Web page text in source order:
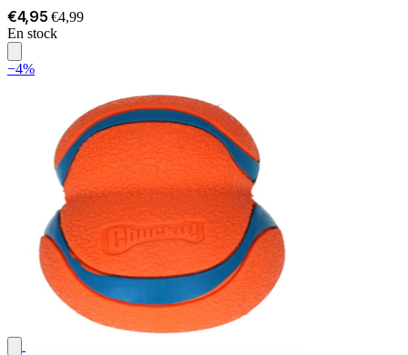
€4,95 €4,99
En stock
−4%